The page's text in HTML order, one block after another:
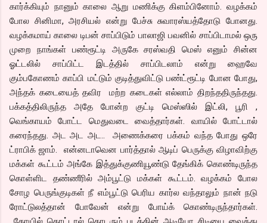
கார்க்கியும் நானும் காலை ஆறு மணிக்கு கிளம்பினோம். வழக்கம்
போல சினிமா, அரசியல் என்று பேச்சு சுவாரஸ்யத்தோடு போனது.
வழக்கமாய் காலை டிபன் சாப்பிடும் பாலாஜி பவனில் சாப்பிடாமல் ஒரு
முறை நாங்கள் பண்ரூட்டி அருகே சரஸ்வதி மெஸ் எனும் சின்ன
ஓட்டலில் சாப்பிட்ட இடத்தில் சாப்பிடலாம் என்று ஹைவே
கும்பகோணம் காப்பி மட்டும் குடித்துவிட்டு பண்ட்ரூட்டி போன போது,
அந்தக் கடையைத் தவிர மற்ற கடைகள் எல்லாம் திறந்ததிருந்தது.
பக்கத்திலிருந்த அதே போன்ற குட்டி மெஸ்ஸில் இட்லி, பூரி ,
வெங்காயம் போட்ட மெதுவடை வைத்தார்கள். வாயில் போட்டால்
கரைந்தது. அட அட அட.. அணைக்கரை பக்கம் வந்த போது ஒரே
ட்ராபிக் ஜாம். என்னடாவென பார்த்தால் ஆடிப் பெருக்கு விழாவிற்கு
மக்கள் கூட்டம் அங்கே இத்துக்குணியூண்டு தேங்கிக் கொண்டிருந்த
கொள்ளிட தண்ணீரில் அம்பூட்டு மக்கள் கூட்டம். வழக்கம் போல
சோழ பெருங்குடிகள் நீ எம்பூட்டு பெரிய கார்ல வந்தாலும் நான் நடு
ரோட்டுலத்தான் போவேன் என்று போய்க் கொண்டிருந்தார்கள்.